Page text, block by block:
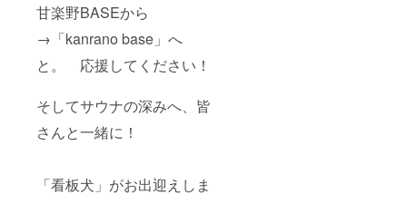
甘楽野BASEから
→「kanrano base」へ
と。 応援してください！
そしてサウナの深みへ、皆
さんと一緒に！
「看板犬」がお出迎えしま